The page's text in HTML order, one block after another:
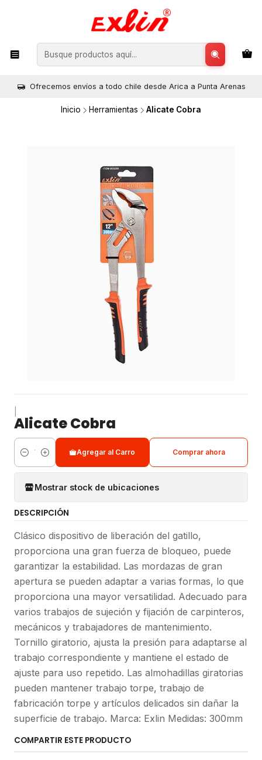
Ofrecemos envíos a todo chile desde Arica a Punta Arenas
Inicio Herramientas Alicate Cobra
Alicate Cobra
Cantidad
Agregar al Carro Comprar ahora
Mostrar stock de ubicaciones
DESCRIPCIÓN
Clásico dispositivo de liberación del gatillo,
proporciona una gran fuerza de bloqueo, puede
garantizar la estabilidad. Las mordazas de gran
apertura se pueden adaptar a varias formas, lo que
proporciona una mayor versatilidad. Adecuado para
varios trabajos de sujeción y fijación de carpinteros,
mecánicos y trabajadores de mantenimiento.
Tornillo giratorio, ajusta la presión para adaptarse al
trabajo correspondiente y mantiene el estado de
ajuste para uso repetido. Las almohadillas giratorias
pueden mantener trabajo torpe, trabajo de
fabricación torpe y artículos delicados sin dañar la
superficie de trabajo. Marca: Exlin Medidas: 300mm
COMPARTIR ESTE PRODUCTO